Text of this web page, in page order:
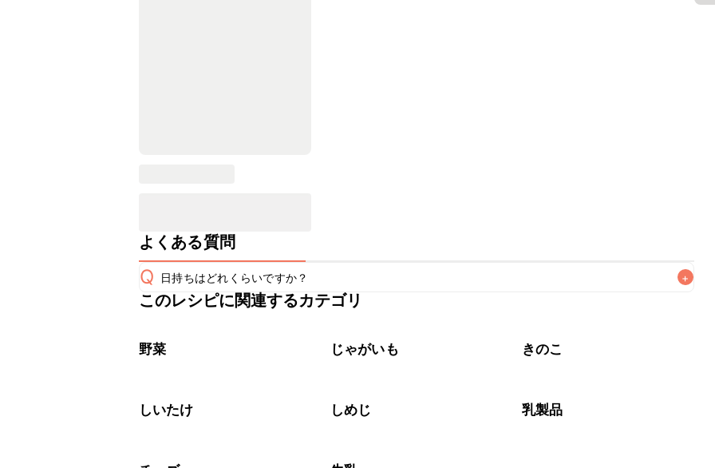
よくある質問
Q 日持ちはどれくらいですか？ +
保存期間は冷蔵で当日中が目安です。なるべくお早めにお召し上がりください。
※日持ちは目安です。
このレシピに関連するカテゴリ
野菜 じゃがいも きのこ
しいたけ しめじ 乳製品